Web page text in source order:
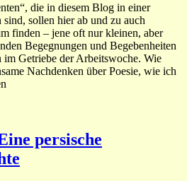
die in diesem Blog in einer
sollen hier ab und zu auch
finden – jene oft nur kleinen, aber
Begegnungen und Begebenheiten
im Getriebe der Arbeitswoche. Wie
Nachdenken über Poesie, wie ich
persische